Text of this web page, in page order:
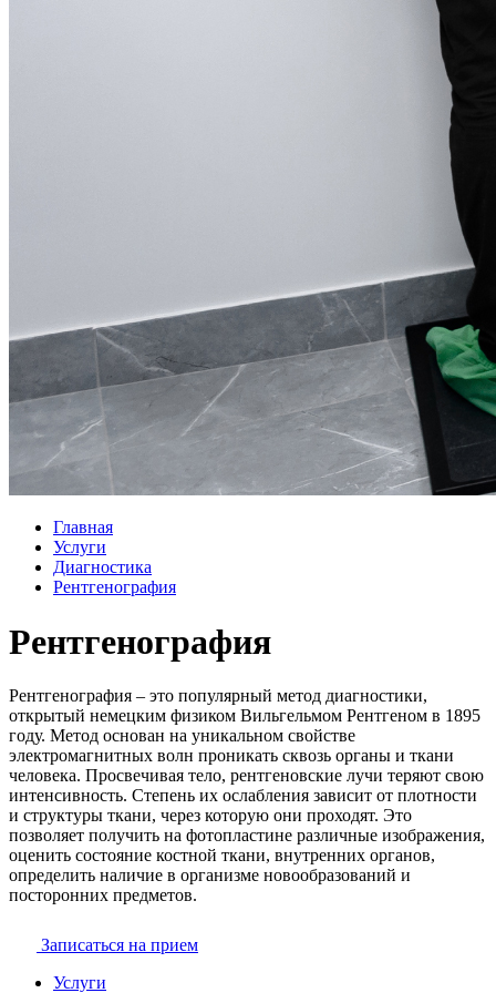
Главная
Услуги
Диагностика
Рентгенография
Рентгенография
Рентгенография – это популярный метод диагностики,
открытый немецким физиком Вильгельмом Рентгеном в 1895
году. Метод основан на уникальном свойстве
электромагнитных волн проникать сквозь органы и ткани
человека. Просвечивая тело, рентгеновские лучи теряют свою
интенсивность. Степень их ослабления зависит от плотности
и структуры ткани, через которую они проходят. Это
позволяет получить на фотопластине различные изображения,
оценить состояние костной ткани, внутренних органов,
определить наличие в организме новообразований и
посторонних предметов.
Записаться на прием
Услуги